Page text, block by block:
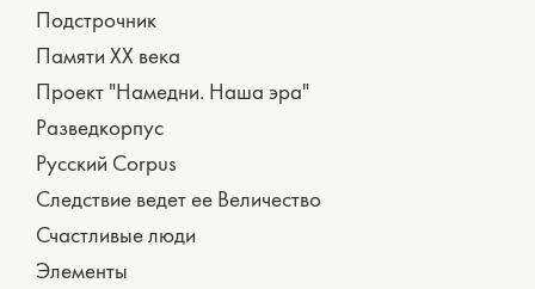
Подстрочник
Памяти ХХ века
Проект "Намедни. Наша эра"
Разведкорпус
Русский Corpus
Следствие ведет ее Величество
Счастливые люди
Элементы